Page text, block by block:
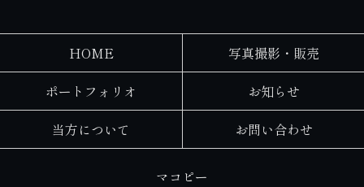
HOME
写真撮影・販売
ポートフォリオ
お知らせ
当方について
お問い合わせ
マコピー